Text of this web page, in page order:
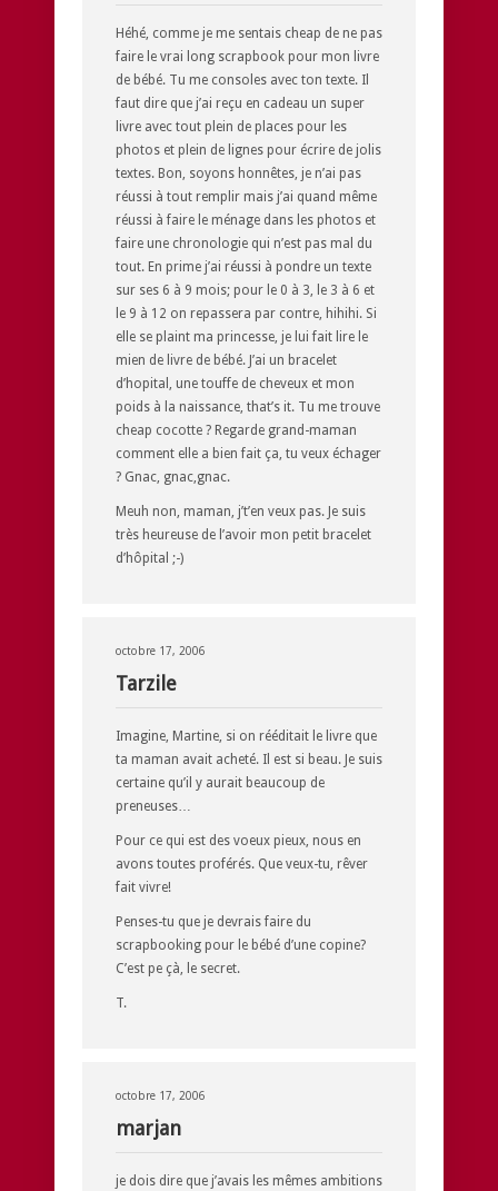
Héhé, comme je me sentais cheap de ne pas
faire le vrai long scrapbook pour mon livre
de bébé. Tu me consoles avec ton texte. Il
faut dire que j’ai reçu en cadeau un super
livre avec tout plein de places pour les
photos et plein de lignes pour écrire de jolis
textes. Bon, soyons honnêtes, je n’ai pas
réussi à tout remplir mais j’ai quand même
réussi à faire le ménage dans les photos et
faire une chronologie qui n’est pas mal du
tout. En prime j’ai réussi à pondre un texte
sur ses 6 à 9 mois; pour le 0 à 3, le 3 à 6 et
le 9 à 12 on repassera par contre, hihihi. Si
elle se plaint ma princesse, je lui fait lire le
mien de livre de bébé. J’ai un bracelet
d’hopital, une touffe de cheveux et mon
poids à la naissance, that’s it. Tu me trouve
cheap cocotte ? Regarde grand-maman
comment elle a bien fait ça, tu veux échager
? Gnac, gnac,gnac.
Meuh non, maman, j’t’en veux pas. Je suis
très heureuse de l’avoir mon petit bracelet
d’hôpital ;-)
octobre 17, 2006
Tarzile
Imagine, Martine, si on rééditait le livre que
ta maman avait acheté. Il est si beau. Je suis
certaine qu’il y aurait beaucoup de
preneuses…
Pour ce qui est des voeux pieux, nous en
avons toutes proférés. Que veux-tu, rêver
fait vivre!
Penses-tu que je devrais faire du
scrapbooking pour le bébé d’une copine?
C’est pe çà, le secret.
T.
octobre 17, 2006
marjan
je dois dire que j’avais les mêmes ambitions